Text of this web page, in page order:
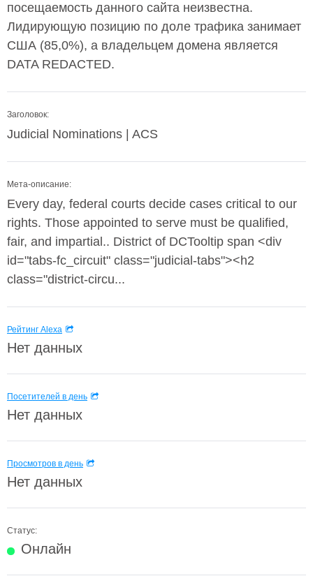
посещаемость данного сайта неизвестна.
Лидирующую позицию по доле трафика занимает
США (85,0%), а владельцем домена является
DATA REDACTED.
Заголовок:
Judicial Nominations | ACS
Мета-описание:
Every day, federal courts decide cases critical to our
rights. Those appointed to serve must be qualified,
fair, and impartial.. District of DCTooltip span <div
id="tabs-fc_circuit" class="judicial-tabs"><h2
class="district-circu...
Рейтинг Alexa
Нет данных
Посетителей в день
Нет данных
Просмотров в день
Нет данных
Статус:
Онлайн